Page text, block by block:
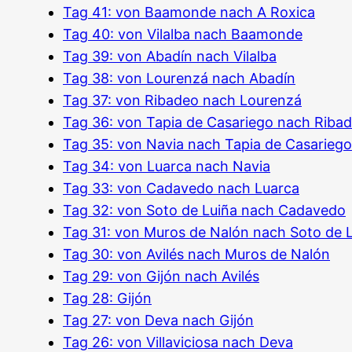
Tag 41: von Baamonde nach A Roxica
Tag 40: von Vilalba nach Baamonde
Tag 39: von Abadín nach Vilalba
Tag 38: von Lourenzá nach Abadín
Tag 37: von Ribadeo nach Lourenzá
Tag 36: von Tapia de Casariego nach
Tag 35: von Navia nach Tapia de Casariego
Tag 34: von Luarca nach Navia
Tag 33: von Cadavedo nach Luarca
Tag 32: von Soto de Luiña nach Cadavedo
Tag 31: von Muros de Nalón nach Soto de
Tag 30: von Avilés nach Muros de Nalón
Tag 29: von Gijón nach Avilés
Tag 28: Gijón
Tag 27: von Deva nach Gijón
Tag 26: von Villaviciosa nach Deva